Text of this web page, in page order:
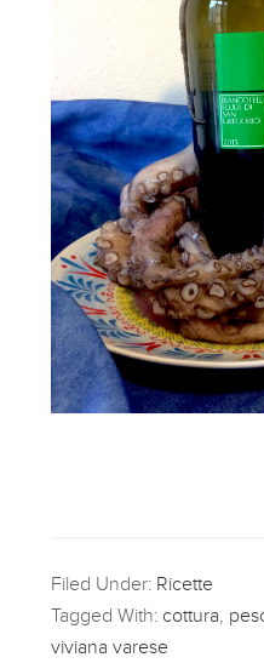
Filed Under: Ricette
Tagged With: cottura
viviana varese